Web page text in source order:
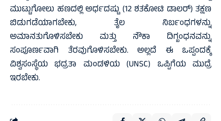
ಮುಟ್ಟುಗೋಲು ಹಣದಲ್ಲಿ ಅರ್ಧದಷ್ಟು (12 ಶತಕೋಟಿ ಡಾಲರ್) ತಕ್ಷಣ
ಬಿಡುಗಡೆಯಾಗಬೇಕು, ತೈಲ ನಿರ್ಬಂಧಗಳನ್ನು
ಅಮಾನತುಗೊಳಿಸಬೇಕು ಮತ್ತು ನೌಕಾ ದಿಗ್ಬಂಧನವನ್ನು
ಸಂಪೂರ್ಣವಾಗಿ ತೆರವುಗೊಳಿಸಬೇಕು. ಅಲ್ಲದೆ ಈ ಒಪ್ಪಂದಕ್ಕೆ
ವಿಶ್ವಸಂಸ್ಥೆಯ ಭದ್ರತಾ ಮಂಡಳಿಯ (UNSC) ಒಪ್ಪಿಗೆಯ ಮುದ್ರೆ
ಇರಬೇಕು.